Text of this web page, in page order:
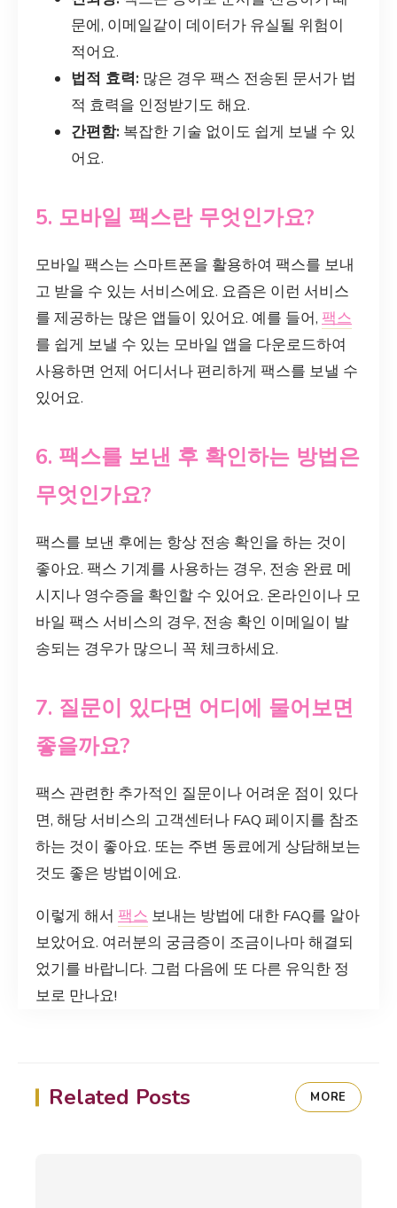
문에, 이메일같이 데이터가 유실될 위험이
적어요.
법적 효력: 많은 경우 팩스 전송된 문서가 법
적 효력을 인정받기도 해요.
간편함: 복잡한 기술 없이도 쉽게 보낼 수 있
어요.
5. 모바일 팩스란 무엇인가요?
모바일 팩스는 스마트폰을 활용하여 팩스를 보내
고 받을 수 있는 서비스에요. 요즘은 이런 서비스
를 제공하는 많은 앱들이 있어요. 예를 들어, 팩스
를 쉽게 보낼 수 있는 모바일 앱을 다운로드하여
사용하면 언제 어디서나 편리하게 팩스를 보낼 수
있어요.
6. 팩스를 보낸 후 확인하는 방법은
무엇인가요?
팩스를 보낸 후에는 항상 전송 확인을 하는 것이
좋아요. 팩스 기계를 사용하는 경우, 전송 완료 메
시지나 영수증을 확인할 수 있어요. 온라인이나 모
바일 팩스 서비스의 경우, 전송 확인 이메일이 발
송되는 경우가 많으니 꼭 체크하세요.
7. 질문이 있다면 어디에 물어보면
좋을까요?
팩스 관련한 추가적인 질문이나 어려운 점이 있다
면, 해당 서비스의 고객센터나 FAQ 페이지를 참조
하는 것이 좋아요. 또는 주변 동료에게 상담해보는
것도 좋은 방법이에요.
이렇게 해서 팩스 보내는 방법에 대한 FAQ를 알아
보았어요. 여러분의 궁금증이 조금이나마 해결되
었기를 바랍니다. 그럼 다음에 또 다른 유익한 정
보로 만나요!
Related Posts MORE